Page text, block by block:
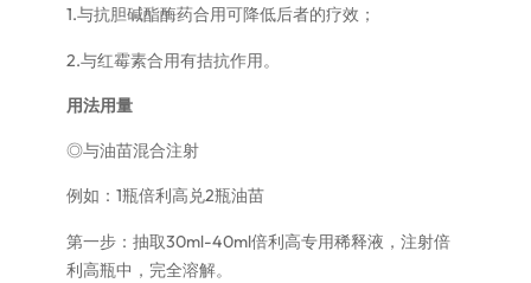
1.与抗胆碱酯酶药合用可降低后者的疗效；
2.与红霉素合用有拮抗作用。
用法用量
◎与油苗混合注射
例如：1瓶倍利高兑2瓶油苗
第一步：抽取30ml-40ml倍利高专用稀释液，注射倍
利高瓶中，完全溶解。